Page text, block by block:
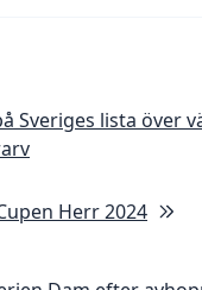
Sveriges lista över
Herr 2024